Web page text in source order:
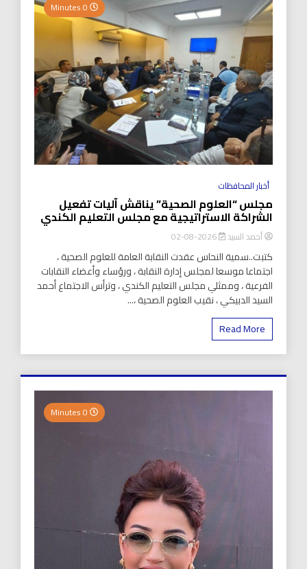
أخبار المحافظات
مجلس “العلوم الصحية” يناقش آليات تفعيل
الشراكة الاستراتيجية مع مجلس التعليم الكندي
أحمد السيد 2026-08-02
كتبت..سمية النحاس عقدت النقابة العامة للعلوم الصحية ،
اجتماعا موسعا لمجلس إدارة النقابة ، ورؤساء وأعضاء النقابات
الفرعية ، وممثلي مجلس التعليم الكندي ، وترأس الاجتماع أحمد
السيد الدبيكي ، نقيب العلوم الصحية ،...
Read More